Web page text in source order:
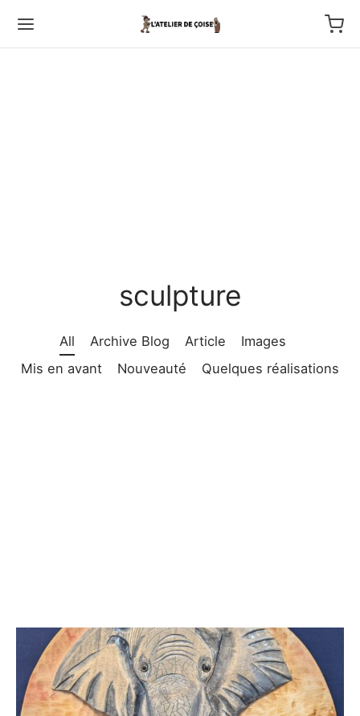
sculpture
All Archive Blog Article
Images
Mis en avant
Nouveauté Quelques réalisations
haut relief